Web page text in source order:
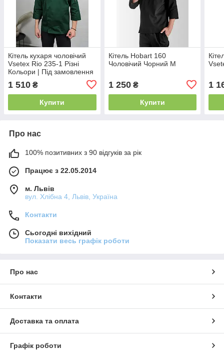
Кітель кухаря чоловічий
Vsetex Rio 235-1 Різні
Кольори | Під замовлення
1 510 ₴
Купити
Кітель Hobart 160
Чоловічий Чорний M
1 250₴
Купити
1
Про нас
100% позитивних з 90 відгуків за рік
Працює з 22.05.2014
м. Львів
вул. Хлібна 4, Львів, Україна
Контакти
Сьогодні вихідний
Показати весь графік роботи
Про нас
Контакти
Доставка та оплата
Графік роботи